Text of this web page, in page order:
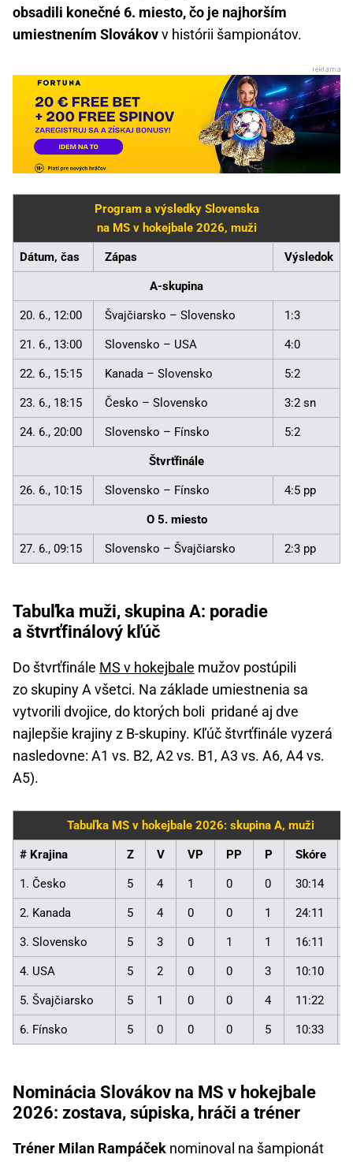
obsadili konečné 6. miesto, čo je najhorším
umiestnením Slovákovv histórii šampionátov.
Program a výsledky Slovenska
na MS v hokejbale 2026, muži
Dátum, čas Zápas Výsledok
A-skupina
20. 6., 12:00 Švajčiarsko – Slovensko 1:3
21. 6., 13:00 Slovensko – USA 4:0
22. 6., 15:15 Kanada – Slovensko 5:2
23. 6., 18:15 Česko – Slovensko 3:2 sn
24. 6., 20:00 Slovensko – Fínsko 5:2
Štvrťfinále
26. 6., 10:15 Slovensko – Fínsko 4:5 pp
O 5. miesto
27. 6., 09:15 Slovensko – Švajčiarsko 2:3 pp
Tabuľka muži, skupina A: poradie
a štvrťfinálový kľúč
Do štvrťfinále MS v hokejbale mužov postúpili
zo skupiny A všetci. Na základe umiestnenia sa
vytvorili dvojice, do ktorých boli pridané aj dve
najlepšie krajiny z B-skupiny. Kľúč štvrťfinále vyzerá
nasledovne: A1 vs. B2, A2 vs. B1, A3 vs. A6, A4 vs.
A5).
Tabuľka MS v hokejbale 2026: skupina A, muži
# Krajina Z V VP PP P Skóre
1. Česko 5 4 1 0 0 30:14
2. Kanada 5 4 0 0 1 24:11
3. Slovensko 5 3 0 1 1 16:11
4. USA 5 2 0 0 3 10:10
5. Švajčiarsko 5 1 0 0 4 11:22
6. Fínsko 5 0 0 0 5 10:33
Nominácia Slovákov na MS v hokejbale
2026: zostava, súpiska, hráči a tréner
Tréner Milan Rampáček nominoval na šampionát